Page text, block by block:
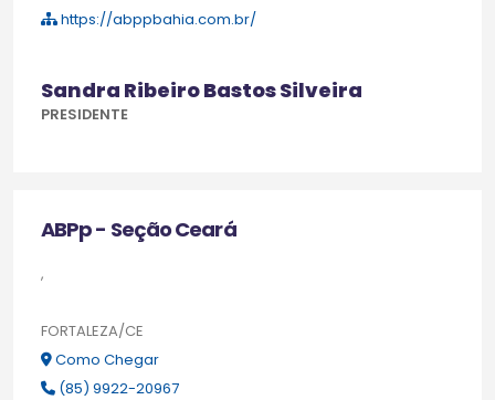
https://abppbahia.com.br/
Sandra Ribeiro Bastos Silveira
PRESIDENTE
ABPp - Seção Ceará
,
FORTALEZA/CE
Como Chegar
(85) 9922-20967